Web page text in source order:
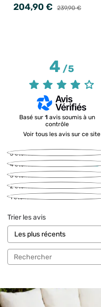
204,90 € 239,90 €
4/5
Basé sur 1 avis soumis à un
contrôle
Voir tous les avis sur ce site
5étoiles
4étoiles
3étoiles
2étoiles
1étoile
Trier les avis